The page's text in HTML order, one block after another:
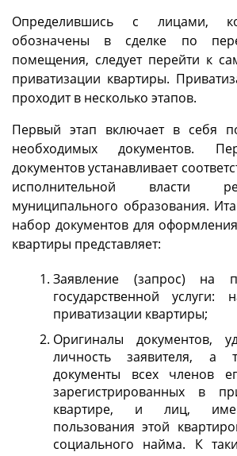
Определившись с лицами,
обозначены в сделке по
помещения, следует перейти к
приватизации квартиры.
проходит в несколько этапов.
Первый этап включает в себя
необходимых документов.
документов устанавливает
исполнительной власти
муниципального образования.
набор документов для
квартиры представляет:
Заявление (запрос) на
государственной услуги:
приватизации квартиры;
Оригиналы документов,
личность заявителя, а
документы всех членов
зарегистрированных в
квартире, и лиц,
пользования этой
социального найма. К